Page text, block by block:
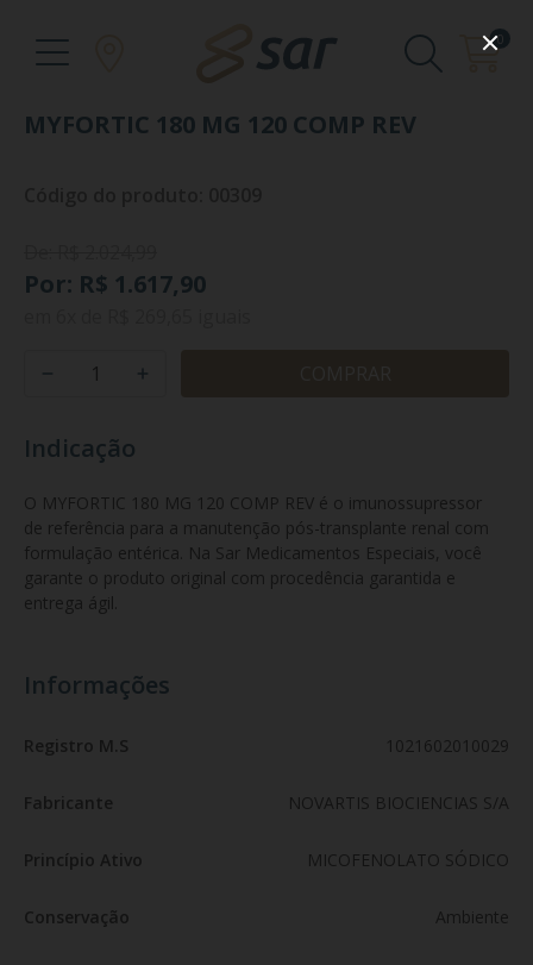
0
MYFORTIC 180 MG 120 COMP REV
Por: R$ 1.617,90
Indicação
O MYFORTIC 180 MG 120 COMP REV é o imunossupressor
de referência para a manutenção pós-transplante renal com
formulação entérica. Na Sar Medicamentos Especiais, você
garante o produto original com procedência garantida e
entrega ágil.
Informações
Registro M.S 1021602010029
Fabricante NOVARTIS BIOCIENCIAS S/A
Princípio Ativo MICOFENOLATO SÓDICO
Conservação Ambiente